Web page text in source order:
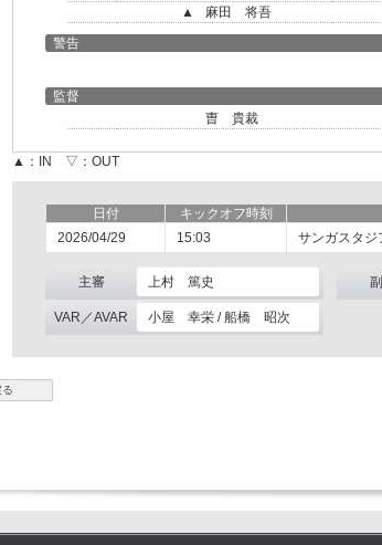
▲
麻田 将吾
警告
監督
曺 貴裁
▲：IN ▽：OUT
日付 キックオフ時刻
2026/04/29
15:03 サンガスタジ
主審 上村 篤史
VAR／AVAR 小屋 幸栄 / 船橋 昭次
る